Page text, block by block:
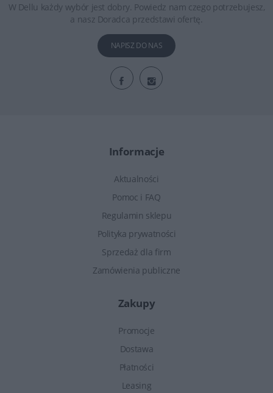
W Dellu każdy wybór jest dobry. Powiedz nam czego potrzebujesz,
a nasz Doradca przedstawi ofertę.
NAPISZ DO NAS
Informacje
Aktualności
Pomoc i FAQ
Regulamin sklepu
Polityka prywatności
Sprzedaż dla firm
Zamówienia publiczne
Zakupy
Promocje
Dostawa
Płatności
Leasing